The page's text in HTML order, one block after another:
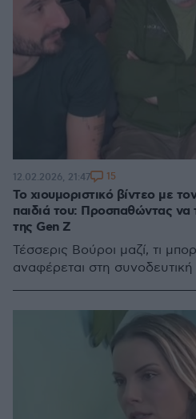
Το χιουμοριστικό βίντεο με
παιδιά του: Προσπαθώντας να
της Gen Z
Τέσσερις Βούροι μαζί, τι
αναφέρεται στη συνοδευτική
12.02.2026, 21:47 15